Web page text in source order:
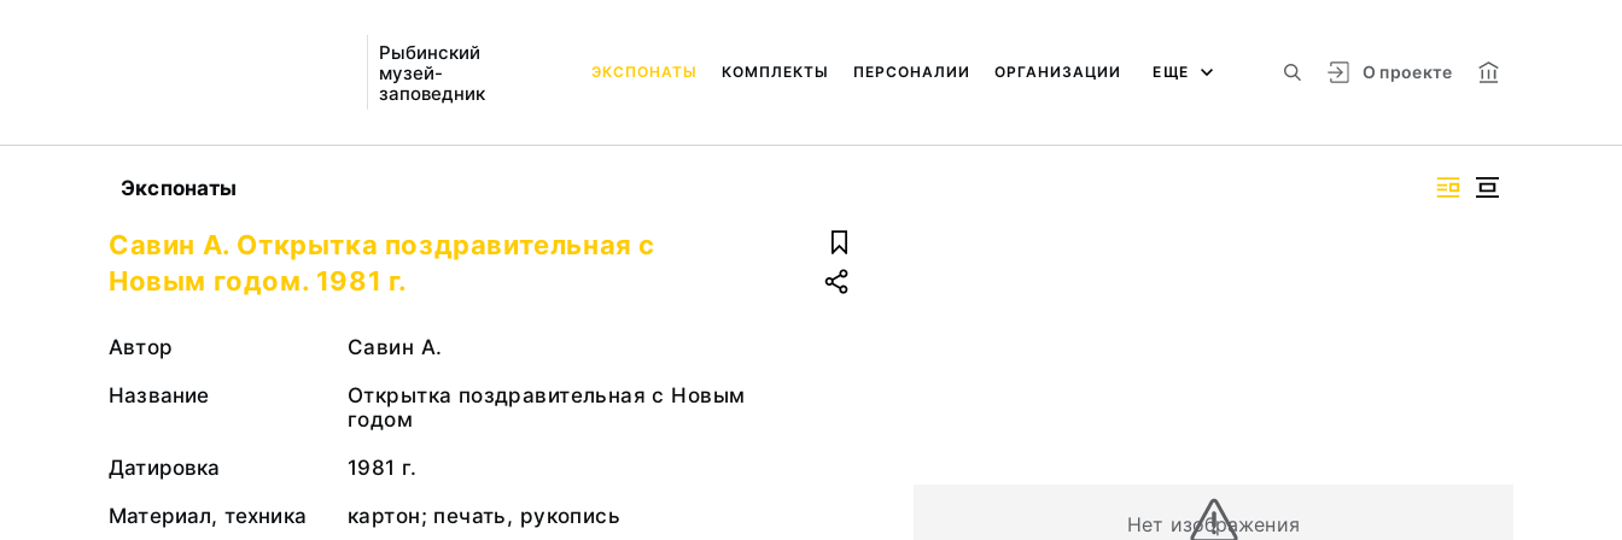
Рыбинский
музей-
заповедник
О проекте
ЭКСПОНАТЫ КОМПЛЕКТЫ ПЕРСОНАЛИИ ОРГАНИЗАЦИИ ЕЩЕ
Экспонаты
Нет изображения
Савин А. Открытка поздравительная с
Новым годом. 1981 г.
Автор
Савин А.
Название
Открытка поздравительная с Новым
годом
Датировка
1981 г.
Материал, техника
картон; печать, рукопись